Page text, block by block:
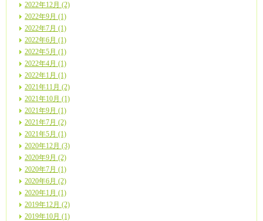
2022年12月 (2)
2022年9月 (1)
2022年7月 (1)
2022年6月 (1)
2022年5月 (1)
2022年4月 (1)
2022年1月 (1)
2021年11月 (2)
2021年10月 (1)
2021年9月 (1)
2021年7月 (2)
2021年5月 (1)
2020年12月 (3)
2020年9月 (2)
2020年7月 (1)
2020年6月 (2)
2020年1月 (1)
2019年12月 (2)
2019年10月 (1)